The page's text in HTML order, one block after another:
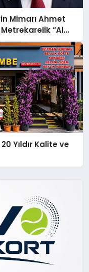
Mimarı Ahmet
“Al
Hayata
Yıldır Kalite ve